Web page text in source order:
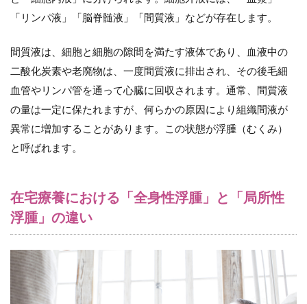
の原
因疾
浮腫
の特
徴、
浮腫
以外
の症
状
3.1
腫
3.1.1
原因疾
浮腫の
「リンパ液」「脳脊髄液」「間質液」などが存在します。
間質液は、細胞と細胞の隙間を満たす液体であり、血液中の
二酸化炭素や老廃物は、一度間質液に排出され、その後毛細
血管やリンパ管を通って心臓に回収されます。通常、間質液
の量は一定に保たれますが、何らかの原因により組織間液が
異常に増加することがあります。この状態が浮腫（むくみ）
と呼ばれます。
在宅療養における「全身性浮腫」と「局所性
浮腫」の違い